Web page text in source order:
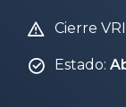
Cierre
Estado: